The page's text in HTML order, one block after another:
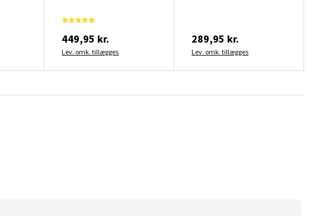
449,95 kr.
Lev. omk. tillægges
289,95 kr.
Lev. omk. tillægges